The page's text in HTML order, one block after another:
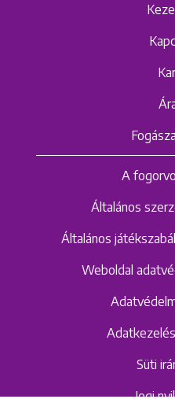
A
Általános
Általános
Weboldal
Süti
Jogi